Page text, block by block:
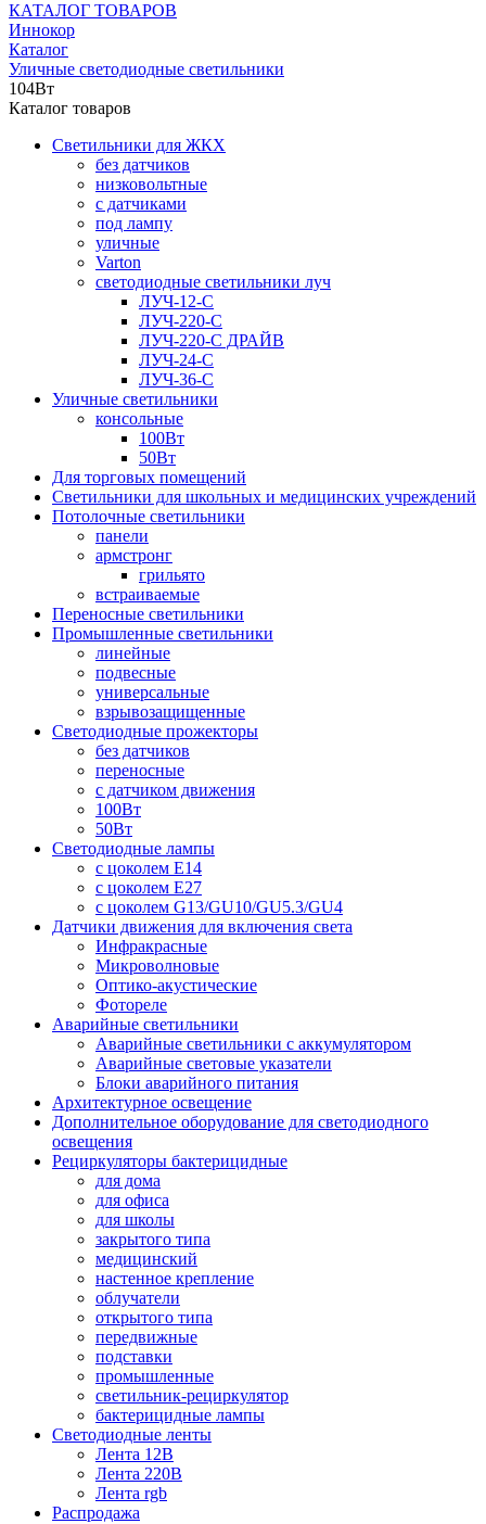
КАТАЛОГ ТОВАРОВ
Иннокор
Каталог
Уличные светодиодные светильники
104Вт
Каталог товаров
Светильники для ЖКХ
без датчиков
низковольтные
с датчиками
под лампу
уличные
Varton
светодиодные светильники луч
ЛУЧ-12-С
ЛУЧ-220-С
ЛУЧ-220-С ДРАЙВ
ЛУЧ-24-С
ЛУЧ-36-С
Уличные светильники
консольные
100Вт
50Вт
Для торговых помещений
Светильники для школьных и медицинских учреждений
Потолочные светильники
панели
армстронг
грильято
встраиваемые
Переносные светильники
Промышленные светильники
линейные
подвесные
универсальные
взрывозащищенные
Светодиодные прожекторы
без датчиков
переносные
с датчиком движения
100Вт
50Вт
Светодиодные лампы
с цоколем E14
с цоколем E27
с цоколем G13/GU10/GU5.3/GU4
Датчики движения для включения света
Инфракрасные
Микроволновые
Оптико-акустические
Фотореле
Аварийные светильники
Аварийные светильники с аккумулятором
Аварийные световые указатели
Блоки аварийного питания
Архитектурное освещение
Дополнительное оборудование для светодиодного
освещения
Рециркуляторы бактерицидные
для дома
для офиса
для школы
закрытого типа
медицинский
настенное крепление
облучатели
открытого типа
передвижные
подставки
промышленные
светильник-рециркулятор
бактерицидные лампы
Светодиодные ленты
Лента 12В
Лента 220В
Лента rgb
Распродажа